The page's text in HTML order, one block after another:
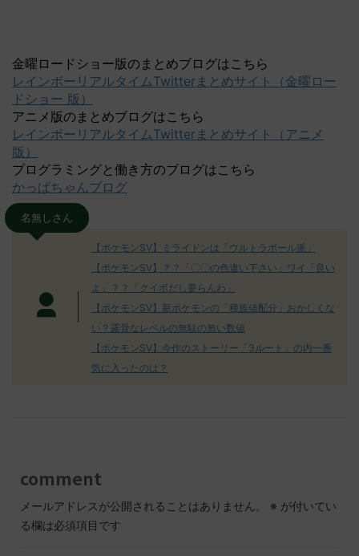
金曜ロードショー版のまとめブログはこちら
レインボーリアルタイムTwitterまとめサイト（金曜ロー
ドショー 版）
アニメ版のまとめブログはこちら
レインボーリアルタイムTwitterまとめサイト（アニメ
版）
プログラミングと働き方のブログはこちら
かっぱちゃんブログ
名無しさん
【ポケモンSV】ミライドンは「ウルトラボール派」
【ポケモンSV】？？「〇〇の色違い下さい」ワイ「良い
よ」？？「クイボだし要らんわ」
【ポケモンSV】新ポケモンの「種族値配分」おかしくな
い？露骨なレベルの無駄の無い数値
【ポケモンSV】今作のストーリー「3ルート」の内一番
気に入ったのは？
comment
メールアドレスが公開されることはありません。 ※ が付いてい
る欄は必須項目です